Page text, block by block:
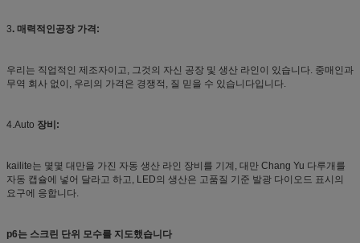
3. 매력적인공장 가격:
우리는 직업적인 제조자이고, 그것의 자신 공장 및 생산 라인이 있습니다. 중매인과
무역 회사 없이, 우리의 가격은 경쟁적, 질 믿을 수 있습니다입니다.
4.Auto 장비:
kailite는 몇몇 대만을 가진 자동 생산 라인 장비를 기계, 대만 Chang Yu 다루개를
자동 캡슐에 넣어 달라고 하고, LED의 생산은 고품질 기준 발광 다이오드 표시의
요구에 응합니다.
p6는 스크린 단위 모수를 지도했습니다